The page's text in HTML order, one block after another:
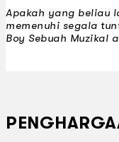
Apakah yang beliau
memenuhi segala
Boy Sebuah Muzikal